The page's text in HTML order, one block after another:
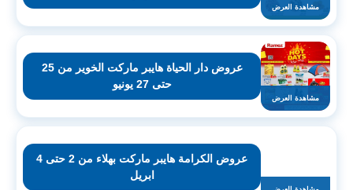
مشاهدة العرض
مشاهدة العرض
عروض دار الحياة هايبر ماركت الخوير من 25
حتى 27 يونيو
عروض الكرامة هايبر ماركت بهلاء من 2 حتى 4
ابريل